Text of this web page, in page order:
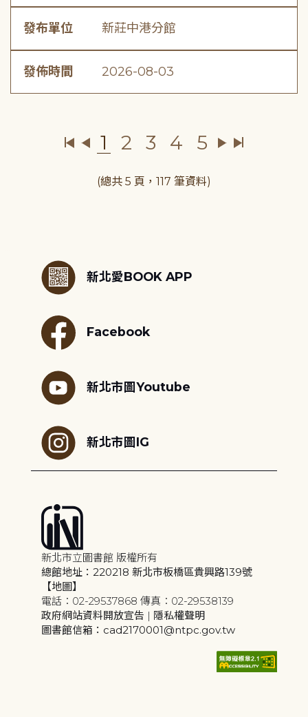
發布單位 新莊中港分館
發佈時間 2026-08-03
1 2 3 4 5
(總共 5 頁，117 筆資料)
新北愛BOOK APP
Facebook
新北市圖Youtube
新北市圖IG
新北市立圖書館 版權所有
總館地址：220218 新北市板橋區貴興路139號
【地圖】
電話：02-29537868 傳真：02-29538139
政府網站資料開放宣告 | 隱私權聲明
圖書館信箱：cad2170001@ntpc.gov.tw